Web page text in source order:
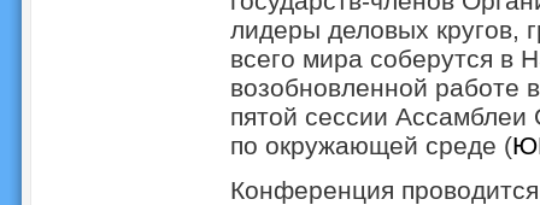
лидеры деловых кругов,
всего мира соберутся в
возобновленной работе
пятой сессии
по окружающей среде (
Конференция